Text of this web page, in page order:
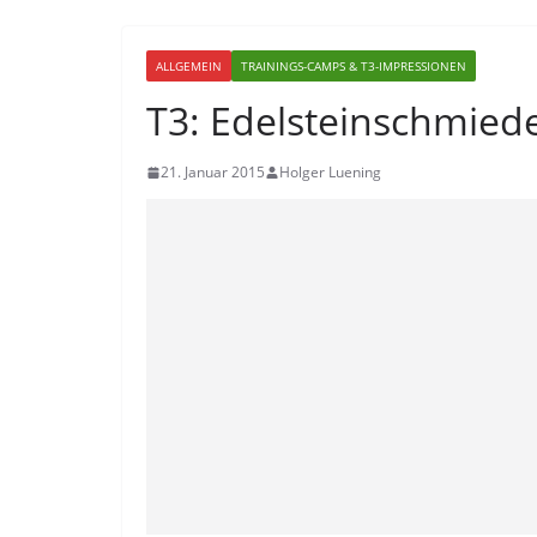
ALLGEMEIN TRAININGS-CAMPS & T3-IMPRESSIONEN
T3:
21. Januar 2015 Holger Luening